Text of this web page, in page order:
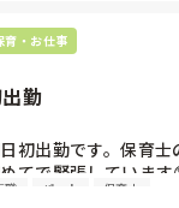
メリットはオムツ忘れ
育・お仕事
勤
初出勤です。保育
てで緊張しています
どもの前で自己紹介
職 パート 保育士